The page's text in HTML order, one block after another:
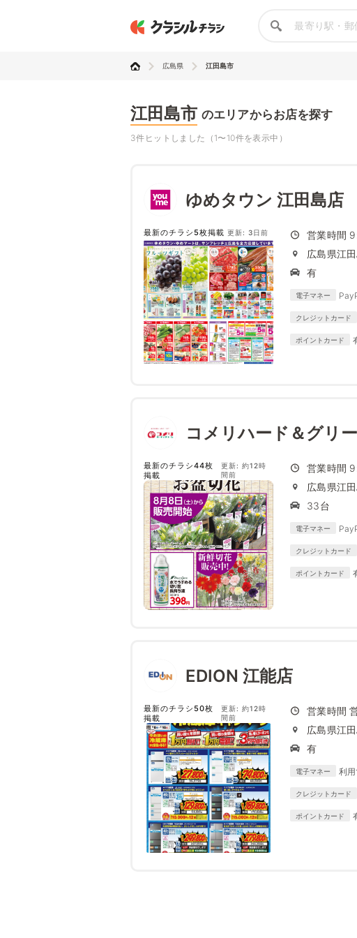
広島県 江田島市
江田島市 のエリアからお店を探す
3件ヒットしました（1〜10件を表示中）
ゆめタウン 江田島店
最新のチラシ5枚掲載 更新: 3日前
営業時間
広島県江
有
電子マネー
クレジットカード
ポイントカード
コメリハード＆グリ
最新のチラシ44枚
掲載
更新: 約12時
間前
営業時間
広島県江
33台
電子マネー
クレジットカード
ポイントカード
EDION 江能店
最新のチラシ50枚
掲載
更新: 約12時
間前
営業時間
新情報を
広島県江
有
電子マネー
利
/
クレジットカード
ポイントカード